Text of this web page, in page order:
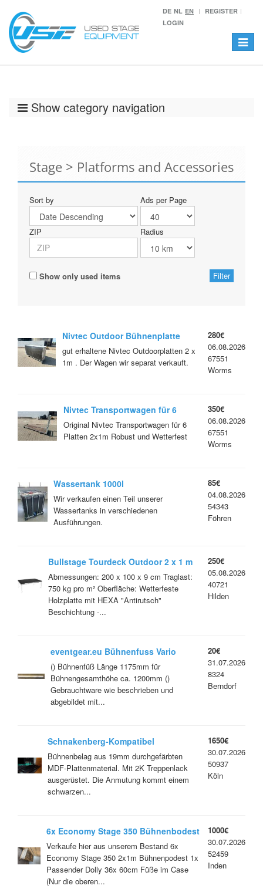
DE NL EN
REGISTER
LOGIN
Toggle
Show category navigation
Stage > Platforms and Accessories
Sort by Ads per Page
ZIP Radius
Show only used items
Nivtec Outdoor Bühnenplatte
2x1m
gut erhaltene Nivtec Outdoorplatten 2 x
1m . Der Wagen wir separat verkauft.
280€
06.08.2026
67551
Worms
Nivtec Transportwagen für 6
Platten
Original Nivtec Transportwagen für 6
Platten 2x1m Robust und Wetterfest
350€
06.08.2026
67551
Worms
Wassertank 1000l
Wir verkaufen einen Teil unserer
Wassertanks in verschiedenen
Ausführungen.
85€
04.08.2026
54343
Föhren
Bullstage Tourdeck Outdoor 2 x 1 m
Abmessungen: 200 x 100 x 9 cm Traglast:
750 kg pro m² Oberfläche: Wetterfeste
Holzplatte mit HEXA "Antirutsch"
Beschichtung -...
250€
05.08.2026
40721
Hilden
eventgear.eu Bühnenfuss Vario
1200mm für Podest mit runder 48mm
Aufnahme Bühnenpodest
() Bühnenfüß Länge 1175mm für
Bühnengesamthöhe ca. 1200mm ()
Gebrauchtware wie beschrieben und
abgebildet mit...
20€
31.07.2026
8324
Berndorf
Schnakenberg-Kompatibel
Bühnenbelag-Plattenmaterial, schwarz
MDF
Bühnenbelag aus 19mm durchgefärbten
MDF-Plattenmaterial. Mit 2K Treppenlack
ausgerüstet. Die Anmutung kommt einem
schwarzen...
1650€
30.07.2026
50937
Köln
6x Economy Stage 350 Bühnenbodest
inkl. Füße und Transportwagen
Verkaufe hier aus unserem Bestand 6x
Economy Stage 350 2x1m Bühnenpodest 1x
Passender Dolly 36x 60cm Füße im Case
(Nur die oberen...
1000€
30.07.2026
52459
Inden